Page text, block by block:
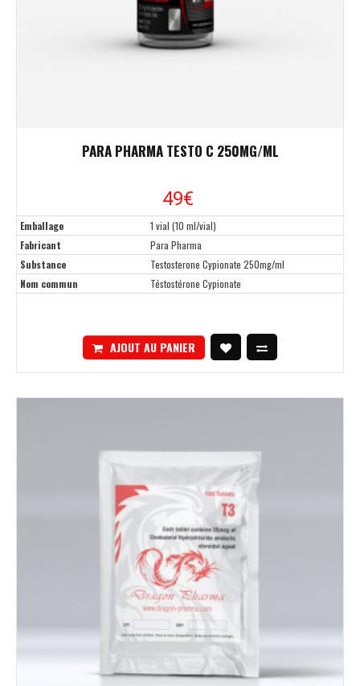
PARA PHARMA TESTO C 250MG/ML
49€
Emballage
1 vial (10 ml/vial)
Fabricant
Para Pharma
Substance
Testosterone Cypionate 250mg/ml
Nom commun
Téstostérone Cypionate
AJOUT AU PANIER